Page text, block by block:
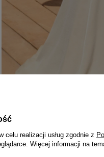
celu realizacji usług zgodnie z
Więcej informacji na